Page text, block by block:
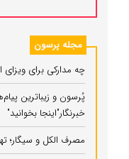
مجله پرسون
چه مدارکی برای ویزای
پُرسون و زیباترین
خبرنگار"اینجا بخوانید"
مصرف الکل و سیگار؛